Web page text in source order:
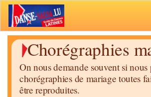
Chorégraphies
On nous demande souvent si nous
chorégraphies de mariage toutes
être reproduites.